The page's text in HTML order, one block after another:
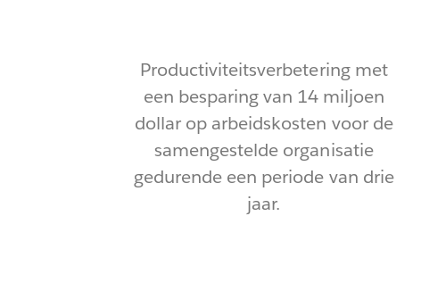
Productiviteitsverbetering met
een besparing van 14 miljoen
dollar op arbeidskosten voor de
samengestelde organisatie
gedurende een periode van drie
jaar.